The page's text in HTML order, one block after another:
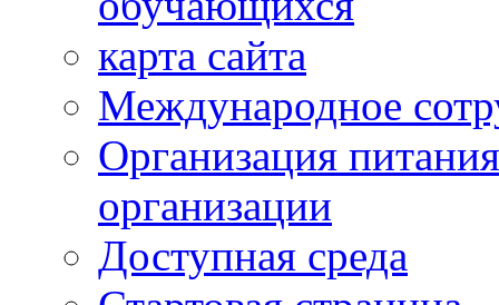
карта сайта
Международное
Организация
организации
Доступная среда